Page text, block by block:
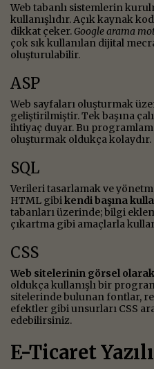
Web tabanlı sistemlerin
kullanışlıdır. Açık kaynak
dikkat çeker.Google arama
çok sık kullanılan dijital
oluşturulabilir.
ASP
Web sayfaları oluşturmak
geliştirilmiştir. Tek başına
ihtiyaç duyar. Bu
oluşturmak oldukça kolaydır.
SQL
Verileri tasarlamak ve
HTML gibikendi başına
tabanları üzerinde; bilgi
çıkartma gibi amaçlarla
CSS
Web sitelerinin görsel
oldukça kullanışlı bir
sitelerinde bulunan fontlar,
efektler gibi unsurları CSS
edebilirsiniz.
E-Ticaret